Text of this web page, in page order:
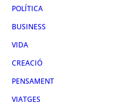
POLÍTICA
BUSINESS
VIDA
CREACIÓ
PENSAMENT
VIATGES